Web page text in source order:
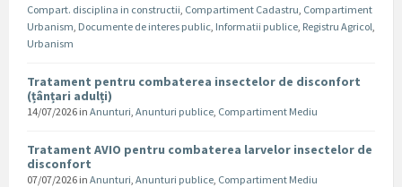
Compart. disciplina in constructii, Compartiment Cadastru, Compartiment
Urbanism, Documente de interes public, Informatii publice, Registru Agricol,
Urbanism
Tratament pentru combaterea insectelor de disconfort
(țânțari adulți)
14/07/2026 in Anunturi, Anunturi publice, Compartiment Mediu
Tratament AVIO pentru combaterea larvelor insectelor de
disconfort
07/07/2026 in Anunturi, Anunturi publice, Compartiment Mediu